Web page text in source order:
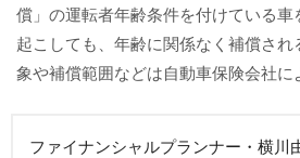
償」の運転者年齢条件を付けている車
起こしても、年齢に関係なく補償さ
象や補償範囲などは自動車保険会社に
ファイナンシャルプランナー・横川